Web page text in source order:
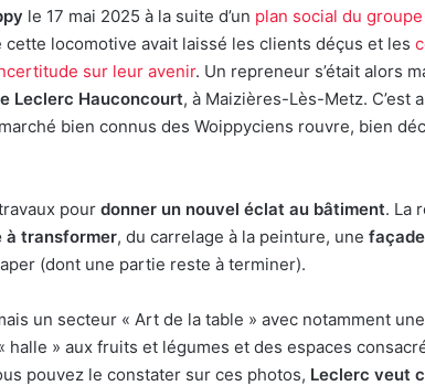
le 17 mai 2025 à la suite d’un plan social du groupe
cette locomotive avait laissé les clients déçus et les
sur leur avenir. Un repreneur s’était alors
Leclerc Hauconcourt, à Maizières-Lès-Metz. C’est
bien connus des Woippyciens rouvre, bien
pourdonner un nouvel éclat au bâtiment. La
à transformer, du carrelage à la peinture, une
(dont une partie reste à terminer).
un secteur « Art de la table » avec notamment
halle » aux fruits et légumes et des espaces
pouvez le constater sur ces photos, Leclerc veut